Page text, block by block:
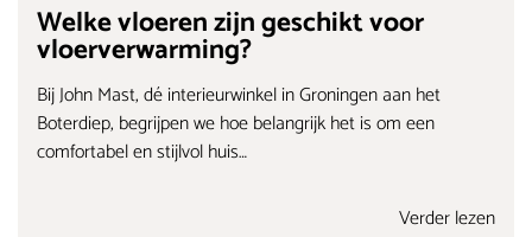
Welke vloeren zijn geschikt voor
vloerverwarming?
Bij John Mast, dé interieurwinkel in Groningen aan het
Boterdiep, begrijpen we hoe belangrijk het is om een
comfortabel en stijlvol huis…
Verder lezen